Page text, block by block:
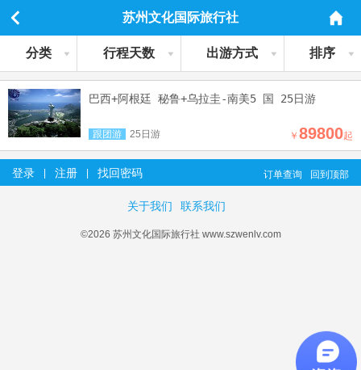
苏州文化国际旅行社
分类 行程天数 出游方式 排序
巴西+阿根廷 秘鲁+乌拉圭-南美5 国 25日游
跟团游 25日游 ￥ 89800起
登录 注册 找回密码 回到顶部
订单查询
关于我们 联系我们
©2026 苏州文化国际旅行社 www.szwenlv.com